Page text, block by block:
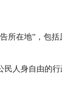
所在地”，包
民人身自由的